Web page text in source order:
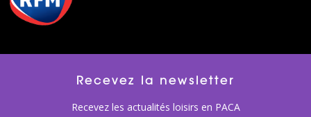
Recevez la newsletter
Recevez les actualités loisirs en PACA